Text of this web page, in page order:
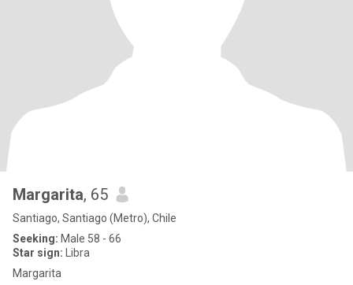
Margarita, 65
Santiago, Santiago (Metro), Chile
Seeking: Male 58 - 66
Star sign: Libra
Margarita